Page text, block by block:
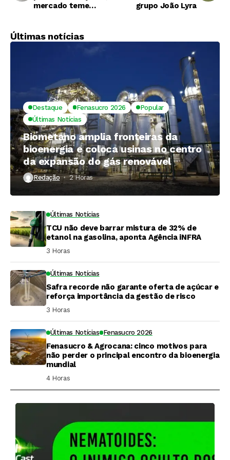
mercado teme
grupo João Lyra
Últimas notícias
Destaque Fenasucro 2026
Popular
Últimas Notícias
Biometano amplia fronteiras da
bioenergia e coloca usinas no centro
da expansão do gás renovável
Redação 2 Horas ⁮
Últimas Notícias
TCU não deve barrar mistura de 32% de
etanol na gasolina, aponta Agência iNFRA
3 Horas ⁮
Últimas Notícias
Safra recorde não garante oferta de açúcar e
reforça importância da gestão de risco
3 Horas ⁮
Últimas Notícias Fenasucro 2026
Fenasucro & Agrocana: cinco motivos para
não perder o principal encontro da bioenergia
mundial
4 Horas ⁮